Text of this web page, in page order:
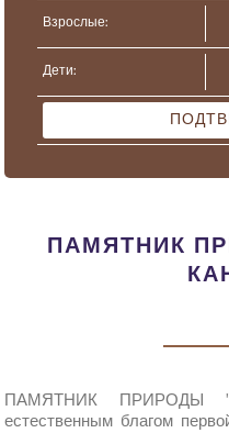
Взрослые:
Дети:
ПАМЯТНИК
ПАМЯТНИК ПРИРОДЫ
естественным благом